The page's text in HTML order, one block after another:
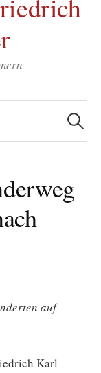
Suchen
nach:
auf
Karl